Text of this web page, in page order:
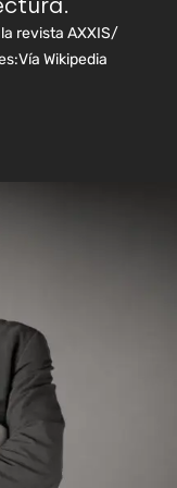
revista AXXIS/
Vía Wikipedia